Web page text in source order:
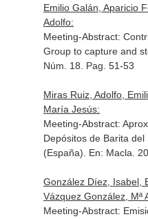
Emilio Galán, Aparicio
Adolfo:
Meeting-Abstract:
Group to capture and
Núm. 18. Pag. 51-53
Miras Ruiz, Adolfo,
María Jesús:
Meeting-Abstract:
Depósitos de Barita
(España). En: Macla .
González Díez, Isabel,
Vázquez González, Mª
Meeting-Abstract: